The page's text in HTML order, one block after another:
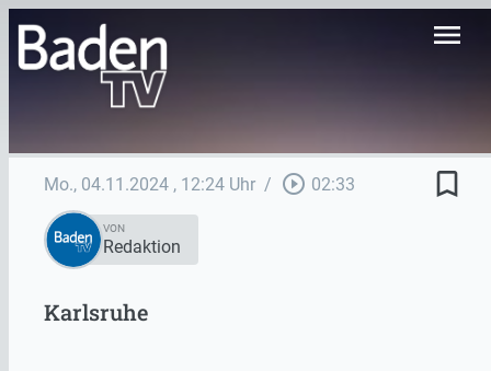
menu
Mo., 04.11.2024 , 12:24 Uhr / play_circle_outline 02:33 bookmark_border
VON
Redaktion
Karlsruhe